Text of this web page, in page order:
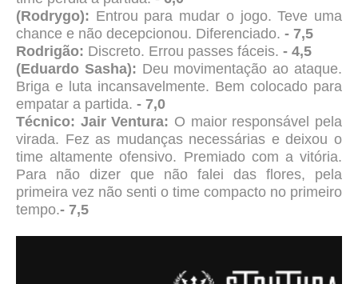
(Rodrygo): Entrou para mudar o jogo. Teve uma
chance e não decepcionou. Diferenciado. - 7,5
Rodrigão: Discreto. Errou passes fáceis. - 4,5
(Eduardo Sasha): Deu movimentação ao ataque.
Briga e luta incansavelmente. Bem colocado para
empatar a partida. - 7,0
Técnico: Jair Ventura: O maior responsável pela
virada. Fez as mudanças necessárias e deixou o
time altamente ofensivo. Premiado com a vitória.
Para não dizer que não falei das flores, pela
primeira vez não senti o time compacto no primeiro
tempo.- 7,5